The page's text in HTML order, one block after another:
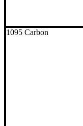
1095 Carbon